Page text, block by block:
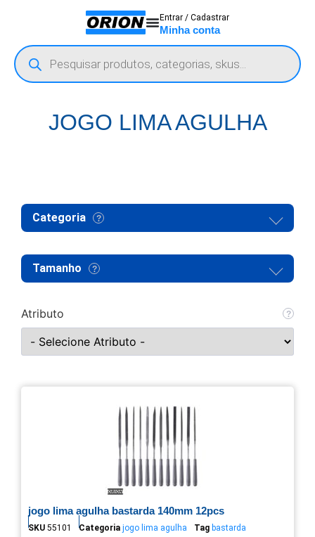
Entrar / Cadastrar
Minha conta
JOGO LIMA AGULHA
Categoria
Tamanho
Atributo
jogo lima agulha bastarda 140mm 12pcs
SKU 55101 Categoria jogo lima agulha Tag bastarda